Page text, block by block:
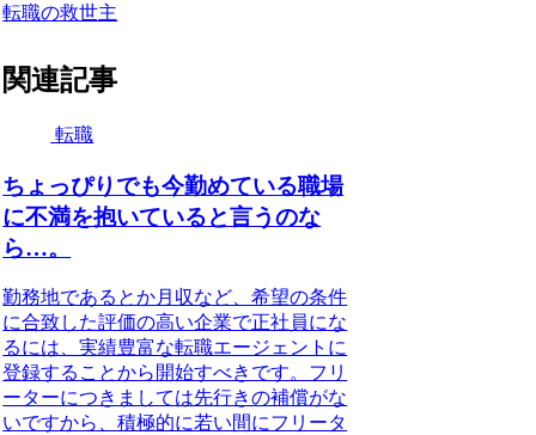
転職の救世主
関連記事
転職
ちょっぴりでも今勤めている職場
に不満を抱いていると言うのな
ら…。
勤務地であるとか月収など、希望の条件
に合致した評価の高い企業で正社員にな
るには、実績豊富な転職エージェントに
登録することから開始すべきです。フリ
ーターにつきましては先行きの補償がな
いですから、積極的に若い間にフリータ